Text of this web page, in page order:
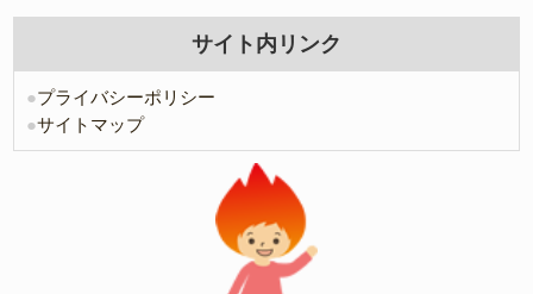
サイト内リンク
●プライバシーポリシー
●サイトマップ